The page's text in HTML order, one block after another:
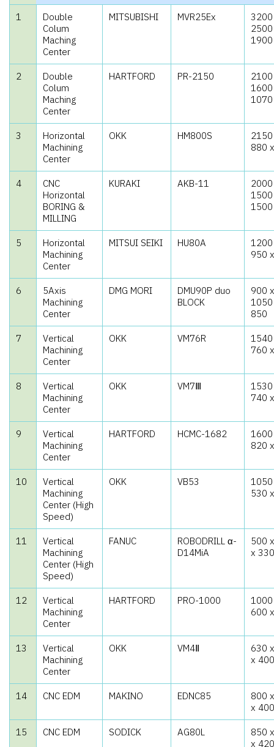
1
Double
Colum
Maching
Center
MITSUBISHI MVR25Ex
1900
2
Double
Colum
Maching
Center
HARTFORD PR-2150
1070
3
Horizontal
Machining
Center
OKK HM800S
880
4
CNC
Horizontal
BORING &
MILLING
KURAKI AKB-11
1500
5
Horizontal
Machining
Center
MITSUI SEIKI HU80A
950
6
5Axis
Machining
Center
DMG MORI
DMU90P duo
BLOCK
900 x
850
7
Vertical
Machining
Center
OKK VM76R
760
8
Vertical
Machining
Center
OKK VM7Ⅲ
740
9
Vertical
Machining
Center
HARTFORD HCMC-1682
820
10
Vertical
Machining
Center (High
Speed)
OKK VB53
530
11
Vertical
Machining
Center (High
Speed)
FANUC
ROBODRILL α-
D14MiA
500
x 330
12
Vertical
Machining
Center
HARTFORD PRO-1000
600
13
Vertical
Machining
Center
OKK VM4Ⅱ
630
x 400
14 CNC EDM MAKINO EDNC85
800
x 400
15
CNC EDM SODICK AG80L
850
x 420